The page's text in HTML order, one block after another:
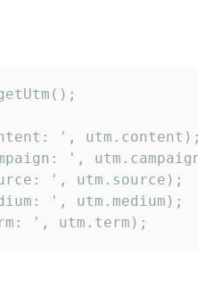
', utm.content);
',
', utm.source);
', utm.medium);
', utm.term);